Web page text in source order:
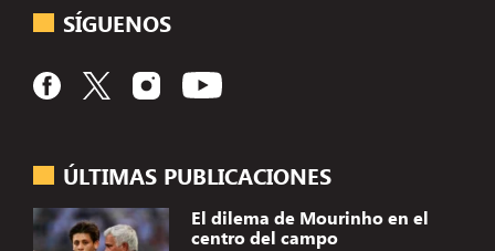
ÚLTIMAS PUBLICACIONES
El dilema de Mourinho en el
centro del campo
SÍGUENOS